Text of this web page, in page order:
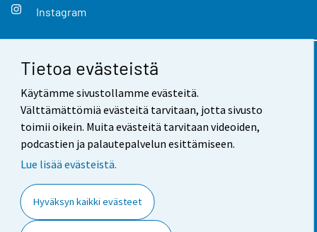
Tietoa evästeistä
Käytämme sivustollamme evästeitä.
Välttämättömiä evästeitä tarvitaan, jotta sivusto
toimii oikein. Muita evästeitä tarvitaan videoiden,
podcastien ja palautepalvelun esittämiseen.
Lue lisää evästeistä.
Hyväksyn kaikki evästeet
Instagram
Yhteystiedot
Palaute
Käyttöehdot
Saavutettavuus
Tietoa sivustosta